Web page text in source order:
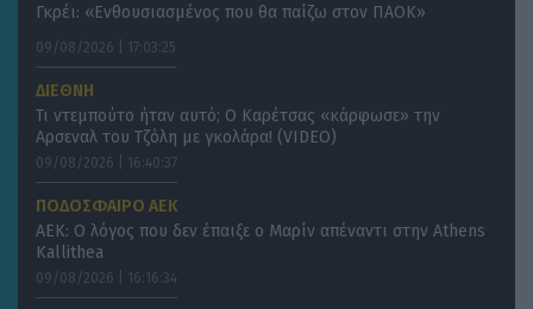
Γκρέι: «Ενθουσιασμένος που θα παίζω στον ΠΑΟΚ»
09/08/2026 | 17:03:25
ΔΙΕΘΝΗ
Τι ντεμπούτο ήταν αυτό; Ο Καρέτσας «κάρφωσε» την
Αρσεναλ του Τζόλη με γκολάρα! (VIDEO)
09/08/2026 | 16:40:37
ΠΟΔΟΣΦΑΙΡΟ ΑΕΚ
ΑΕΚ: Ο λόγος που δεν έπαιξε ο Μαρίν απέναντι στην Athens
Kallithea
09/08/2026 | 16:16:34